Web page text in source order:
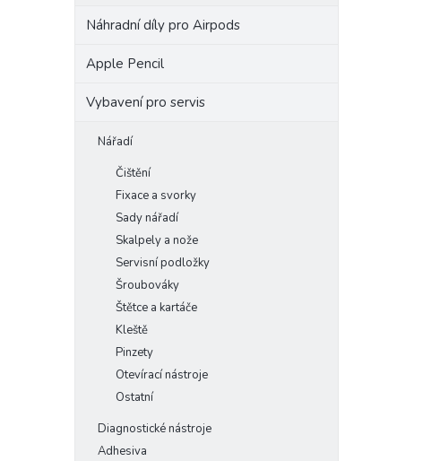
Náhradní díly pro Airpods
Apple Pencil
Vybavení pro servis
Nářadí
Čištění
Fixace a svorky
Sady nářadí
Skalpely a nože
Servisní podložky
Šroubováky
Štětce a kartáče
Kleště
Pinzety
Otevírací nástroje
Ostatní
Diagnostické nástroje
Adhesiva